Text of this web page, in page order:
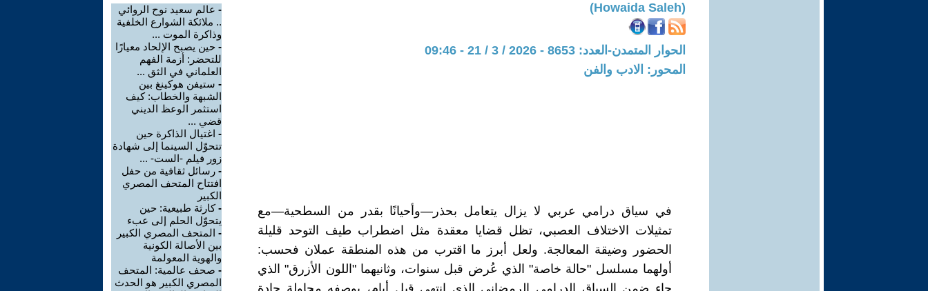
(Howaida Saleh)
الحوار المتمدن-العدد: 8653 - 2026 / 3 / 21 - 09:46
المحور: الادب والفن
في سياق درامي عربي لا يزال يتعامل بحذر—وأحيانًا بقدر من السطحية—مع
تمثيلات الاختلاف العصبي، تظل قضايا معقدة مثل اضطراب طيف التوحد قليلة
الحضور وضيقة المعالجة. ولعل أبرز ما اقترب من هذه المنطقة عملان فحسب:
أولهما مسلسل "حالة خاصة" الذي عُرض قبل سنوات، وثانيهما "اللون الأزرق" الذي
جاء ضمن السباق الدرامي الرمضاني الذي انتهى قبل أيام، بوصفه محاولة جادة
- عالم سعيد نوح الروائي
.. ملائكة الشوارع الخلفية
وذاكرة الموت ...
- حين يصبح الإلحاد معيارًا
للتحضر: أزمة الفهم
العلماني في الثق ...
- ستيفن هوكينغ بين
الشبهة والخطاب: كيف
استثمر الوعظ الديني
قضي ...
- اغتيال الذاكرة حين
تتحوّل السينما إلى شهادة
زور فيلم -الست- ...
- رسائل ثقافية من حفل
افتتاح المتحف المصري
الكبير
-كارثة طبيعية: حين
يتحوّل الحلم إلى عبء
- المتحف المصري الكبير
بين الأصالة الكونية
والهوية المعولمة
- صحف عالمية: المتحف
المصري الكبير هو الحدث